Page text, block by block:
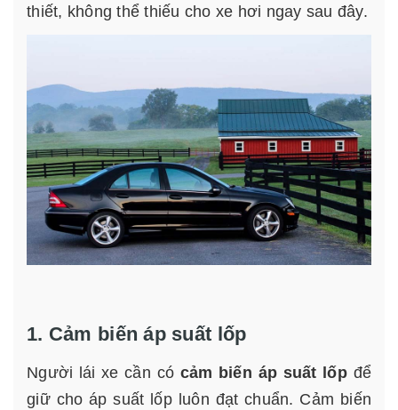
thiết, không thể thiếu cho xe hơi ngay sau đây.
1. Cảm biến áp suất lốp
Người lái xe cần có cảm biến áp suất lốpđể
giữ cho áp suất lốp luôn đạt chuẩn. Cảm biến